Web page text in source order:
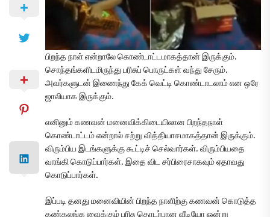
பிறந்த நாள் என்றாலே கொண்டாட்டமாகத்தான் இருக்கும்.
சொந்தங்களிடமிருந்து பரிசுப் பொருட்கள் வந்து சேரும்.
அவர்களுடன் இணைந்து கேக் வெட்டி கொண்டாடலாம் என ஒரே
ஜாலியாக இருக்கும்.
எனினும் கணவன் மனைவிக்கிடையிலான பிறந்தநாள்
கொண்டாட்டம் என்றால் சற்று வித்தியாசமாகத்தான் இருக்கும்.
விரும்பிய இடங்களுக்கு கூட்டிச் செல்வார்கள். விரும்பியதை
வாங்கி கொடுப்பார்கள். இதை விட சர்பிரைசாகவும் ஏதாவது
கொடுப்பார்கள்.
இப்படி தனது மனைவியின் பிறந்த நாளிற்கு கணவன் கொடுத்த
கண்கலங்க வைக்கும் பரிசு தொடர்பான வீடியோ ஒன்று